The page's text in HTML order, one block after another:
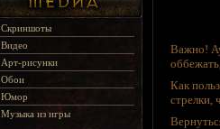
Скриншоты
Видео
Арт-рисунки
Обои
Юмор
Музыка из игры
Важно!
Как
стрелки,